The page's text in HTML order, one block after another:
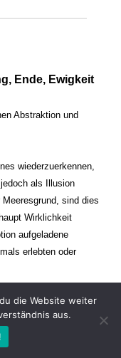
Ende, Ewigkeit
Abstraktion und
wiederzuerkennen,
als Illusion
sind dies
Wirklichkeit
aufgeladene
erlebten oder
Zeit steht still
auch farblich, bis
stellen ambivalente
die Website weiter
aus.